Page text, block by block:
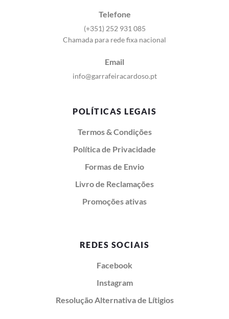
Telefone
(+351) 252 931 085
Chamada para rede fixa nacional
Email
info@garrafeiracardoso.pt
POLÍTICAS LEGAIS
Termos & Condições
Política de Privacidade
Formas de Envio
Livro de Reclamações
Promoções ativas
REDES SOCIAIS
Facebook
Instagram
Resolução Alternativa de Lítigios